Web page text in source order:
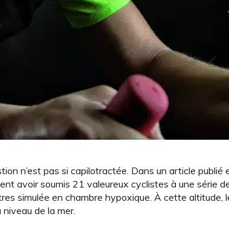
n’est pas si capilotractée. Dans un article
avoir soumis 21 valeureux cyclistes à une série
simulée en chambre hypoxique. À cette altitude, le
de la mer.